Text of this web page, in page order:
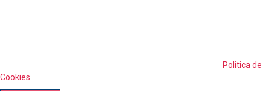
Politica de
Cookies